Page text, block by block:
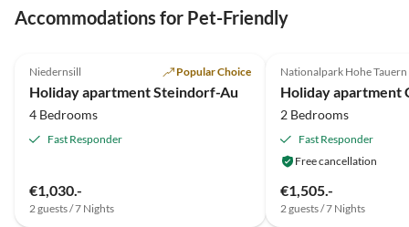
Töpfe und Pfannen, viele Teller
und wirklich viel Besteck. Das
Messern und Gabeln nach
jeder Mahlzeit war nicht nötig.
Auch Verbrauchsartikel wie
Klopapier waren reichlich
waren für uns wirklich
bemerkenswert und wahrlich
gerne wieder....!!!!
Accommodations for Pet-Friendly
Niedernsill Popular Choice
Holiday apartment Steindorf-Au
4 Bedrooms
Fast Responder
€1,030.-
2 guests / 7 Nights
Nationalpark Hohe Tauern
2 Bedrooms
Fast Responder
Free cancellation
€1,505.-
2 guests / 7 Nights